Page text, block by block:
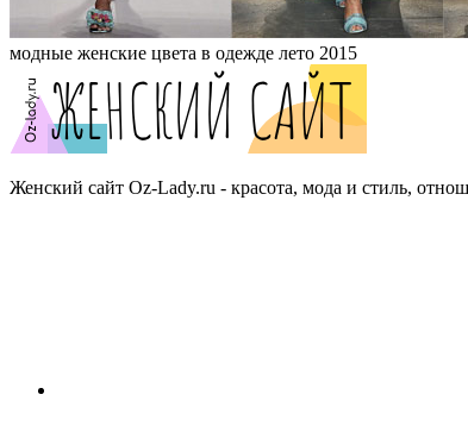
модные женские цвета в одежде лето 2015
Женский сайт Oz-Lady.ru - красота, мода и стиль,